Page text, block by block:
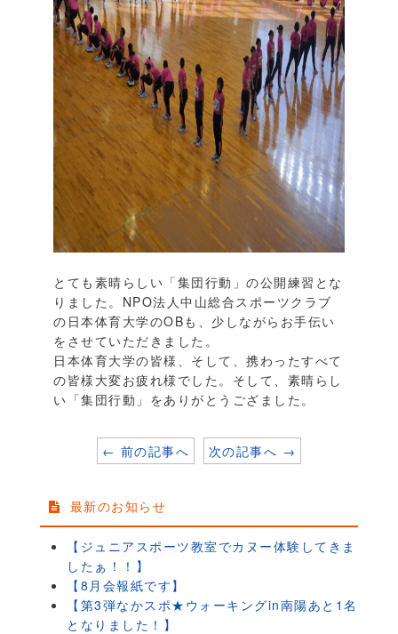
とても素晴らしい「集団行動」の公開練習とな
りました。NPO法人中山総合スポーツクラブ
の日本体育大学のOBも、少しながらお手伝い
をさせていただきました。
日本体育大学の皆様、そして、携わったすべて
の皆様大変お疲れ様でした。そして、素晴らし
い「集団行動」をありがとうござました。
← 前の記事へ 次の記事へ →
最新のお知らせ
【ジュニアスポーツ教室でカヌー体験してきま
したぁ！！】
【8月会報紙です】
【第3弾なかスポ★ウォーキングin南陽あと1名
となりました！】